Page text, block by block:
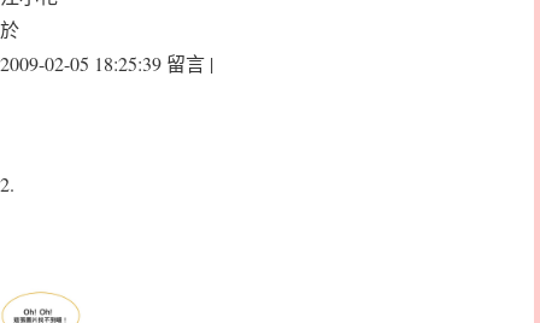
於
2009-02-05 18:25:39 留言 |
2.